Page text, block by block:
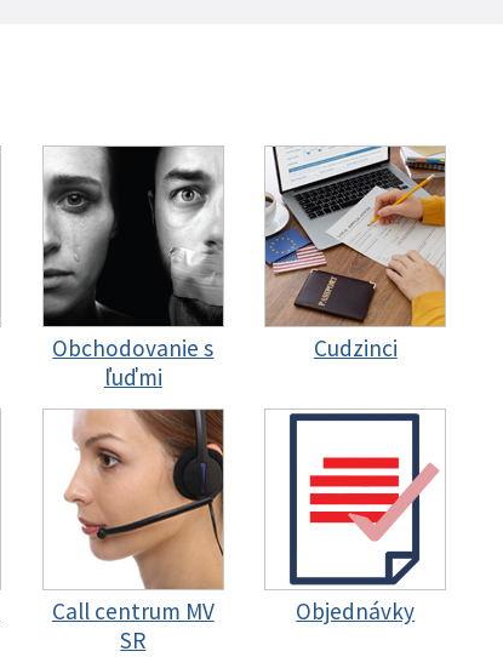
Obchodovanie s
ľuďmi
Cudzinci
Call centrum MV
SR
Objednávky